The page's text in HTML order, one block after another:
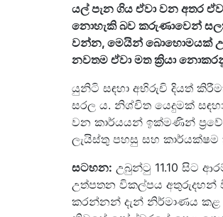
යල් පැන ගිය ඒවා වන අතර
නොහැකි බව කරුණාවෙන්
වන්න, මෙයින් බොහොමයක්
නවතම ඒවා මත ක්‍රියා
යුනිටි සඳහා අභිරුචි දියත්
සරල ය. නිශ්චිත යෙදුමක්
වන කාර්යයන් ඉක්මණින්
ලැයිස්තු පහසු සහ කාර්යක්ෂම
සටහන: උබුන්ටු 11.10 සිට
උත්පතන විකල්පය අතුරුදහන්
කරන්නන් දැන් නිර්මාණය කළ